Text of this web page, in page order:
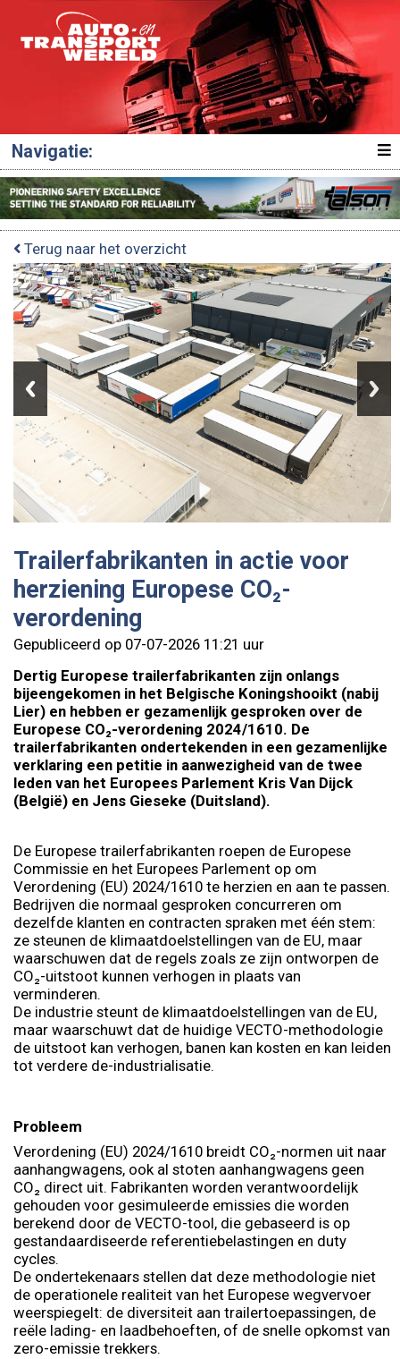
Navigatie:
Terug naar het overzicht
Trailerfabrikanten in actie voor
herziening Europese CO₂-
verordening
Gepubliceerd op 07-07-2026 11:21 uur
Dertig Europese trailerfabrikanten zijn onlangs
bijeengekomen in het Belgische Koningshooikt (nabij
Lier) en hebben er gezamenlijk gesproken over de
Europese CO₂-verordening 2024/1610. De
trailerfabrikanten ondertekenden in een gezamenlijke
verklaring een petitie in aanwezigheid van de twee
leden van het Europees Parlement Kris Van Dijck
(België) en Jens Gieseke (Duitsland).
De Europese trailerfabrikanten roepen de Europese
Commissie en het Europees Parlement op om
Verordening (EU) 2024/1610 te herzien en aan te passen.
Bedrijven die normaal gesproken concurreren om
dezelfde klanten en contracten spraken met één stem:
ze steunen de klimaatdoelstellingen van de EU, maar
waarschuwen dat de regels zoals ze zijn ontworpen de
CO₂-uitstoot kunnen verhogen in plaats van
verminderen.
De industrie steunt de klimaatdoelstellingen van de EU,
maar waarschuwt dat de huidige VECTO-methodologie
de uitstoot kan verhogen, banen kan kosten en kan leiden
tot verdere de-industrialisatie.
Probleem
Verordening (EU) 2024/1610 breidt CO₂-normen uit naar
aanhangwagens, ook al stoten aanhangwagens geen
CO₂ direct uit. Fabrikanten worden verantwoordelijk
gehouden voor gesimuleerde emissies die worden
berekend door de VECTO-tool, die gebaseerd is op
gestandaardiseerde referentiebelastingen en duty
cycles.
De ondertekenaars stellen dat deze methodologie niet
de operationele realiteit van het Europese wegvervoer
weerspiegelt: de diversiteit aan trailertoepassingen, de
reële lading- en laadbehoeften, of de snelle opkomst van
zero-emissie trekkers.